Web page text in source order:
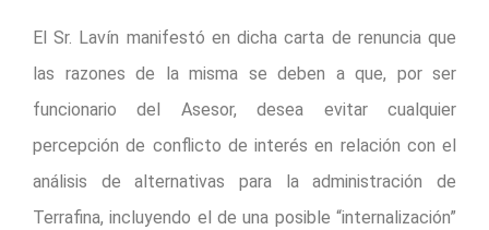
El Sr. Lavín manifestó en dicha carta de renuncia que
las razones de la misma se deben a que, por ser
funcionario del Asesor, desea evitar cualquier
percepción de conflicto de interés en relación con el
análisis de alternativas para la administración de
Terrafina, incluyendo el de una posible “internalización”